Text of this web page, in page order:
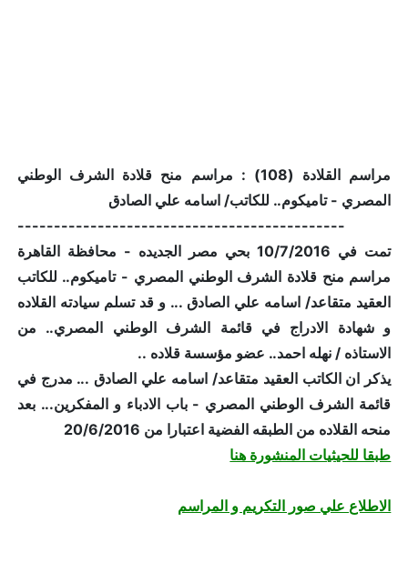
مراسم القلادة (108) : مراسم منح قلادة الشرف الوطني
المصري - تاميكوم.. للكاتب/ اسامه علي الصادق
---------------------------------------------
تمت في 10/7/2016 بحي مصر الجديده - محافظة القاهرة
مراسم منح قلادة الشرف الوطني المصري - تاميكوم.. للكاتب
العقيد متقاعد/ اسامه علي الصادق ... و قد تسلم سيادته القلاده
و شهادة الادراج في قائمة الشرف الوطني المصري.. من
الاستاذه / نهله احمد.. عضو مؤسسة قلاده ..
يذكر ان الكاتب العقيد متقاعد/ اسامه علي الصادق ... مدرج في
قائمة الشرف الوطني المصري - باب الادباء و المفكرين... بعد
منحه القلاده من الطبقه الفضية اعتبارا من 20/6/2016
طبقا للحيثيات المنشورة هنا
الاطلاع علي صور التكريم و المراسم